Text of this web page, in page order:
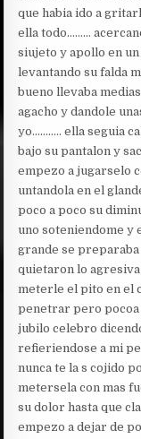
que habia ido a
ella todo………
siujeto y apollo en
levantando su falda
bueno llevaba
agacho y dandole
yo……….. ella seguia
bajo su pantalon y
empezo a jugarselo
untandola en el
poco a poco su
uno soteniendome y
grande se
quietaron lo agresiva
meterle el pito en el
penetrar pero pocoa
jubilo celebro
refieriendose a mi
nunca te la s cojido
metersela con mas
su dolor hasta que
empezo a dejar de